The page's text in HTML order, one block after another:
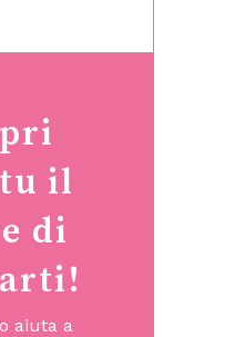
il
di
aiuta a